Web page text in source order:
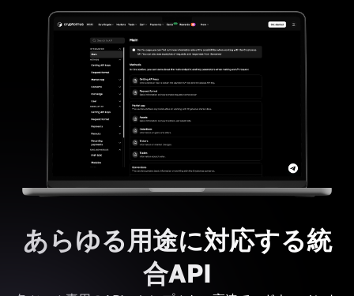
あらゆる用途に対応する統
合API